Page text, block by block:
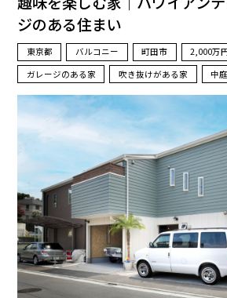
ジのある住まい
東京都 バルコニー 町田市
2,000万
ガレージのある家
吹き抜けがある家 中